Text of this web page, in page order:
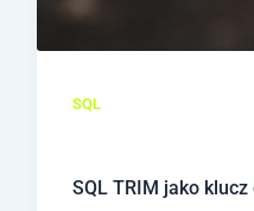
SQL
SQL TRIM jako